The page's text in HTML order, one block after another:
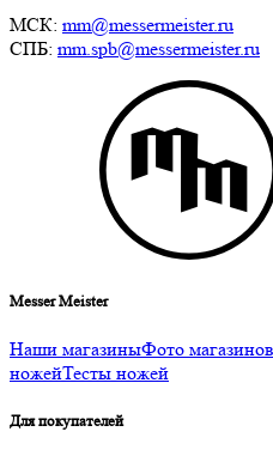
МСК: mm@messermeister.ru
СПБ: mm.spb@messermeister.ru
Messer Meister
Наши магазиныФото магазинов
ножейТесты ножей
Для покупателей